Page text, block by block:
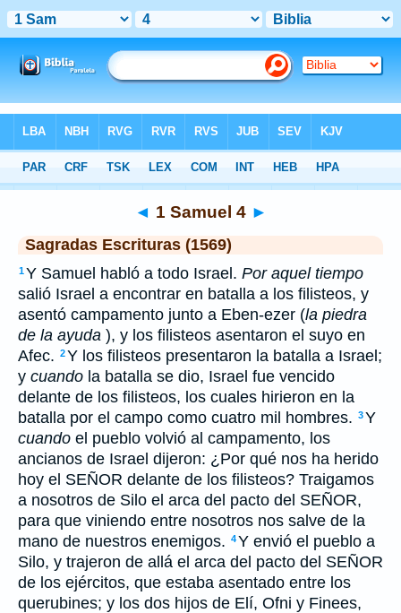
>SEV> 1 Samuel 4
◄ 1 Samuel 4 ►
Sagradas Escrituras (1569)
1Y Samuel habló a todo Israel. Por aquel tiempo
salió Israel a encontrar en batalla a los filisteos, y
asentó campamento junto a Eben-ezer (la piedra
de la ayuda ), y los filisteos asentaron el suyo en
Afec. 2Y los filisteos presentaron la batalla a Israel;
y cuando la batalla se dio, Israel fue vencido
delante de los filisteos, los cuales hirieron en la
batalla por el campo como cuatro mil hombres. 3Y
cuando el pueblo volvió al campamento, los
ancianos de Israel dijeron: ¿Por qué nos ha herido
hoy el SEÑOR delante de los filisteos? Traigamos
a nosotros de Silo el arca del pacto del SEÑOR,
para que viniendo entre nosotros nos salve de la
mano de nuestros enemigos. 4Y envió el pueblo a
Silo, y trajeron de allá el arca del pacto del SEÑOR
de los ejércitos, que estaba asentado entre los
querubines; y los dos hijos de Elí, Ofni y Finees,